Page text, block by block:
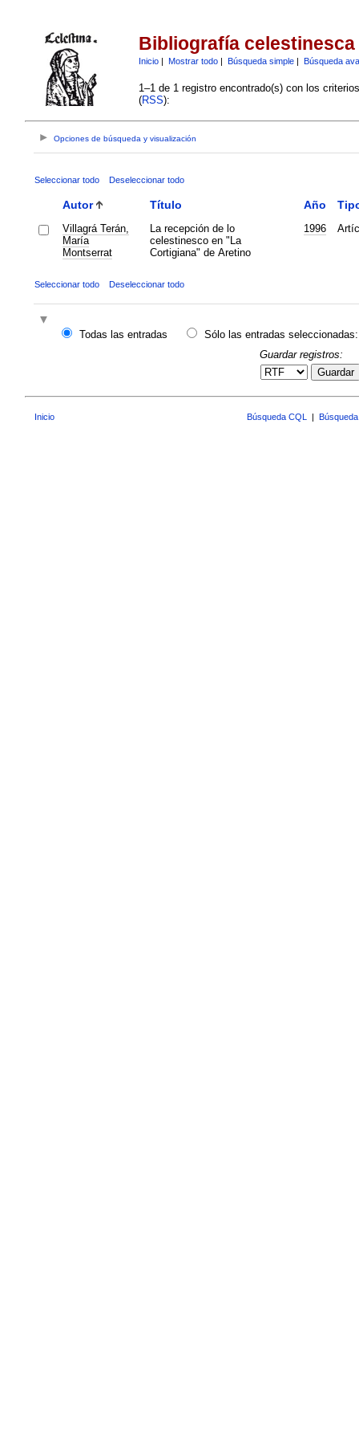
Bibliografía celestinesca
Inicio| Mostrar todo| Búsqueda simple| Búsqueda
1–1 de 1 registro encontrado(s) con los
(RSS):
Opciones de búsqueda y visualización
Seleccionar todo Deseleccionar todo
Autor Título Año
Villagrá Terán,
María
Montserrat
La recepción de lo
celestinesco en "La
Cortigiana" de Aretino
1996
Seleccionar todo Deseleccionar todo
Todas las entradas
Sólo las entradas seleccionadas:
Guardar registros:
Guardar
Inicio Búsqueda CQL